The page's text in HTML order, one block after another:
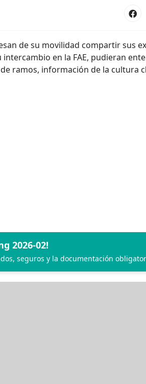
de su movilidad compartir sus
en la FAE, pudieran
ramos, información de la cultura
2026-02!
seguros y la documentación